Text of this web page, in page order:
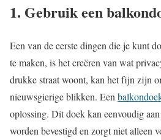
1. Gebruik een
Een van de eerste dingen die je kunt
te maken, is het creëren van wat
drukke straat woont, kan het fijn zijn
nieuwsgierige blikken. Een
oplossing. Dit doek kan eenvoudig
worden bevestigd en zorgt niet alleen